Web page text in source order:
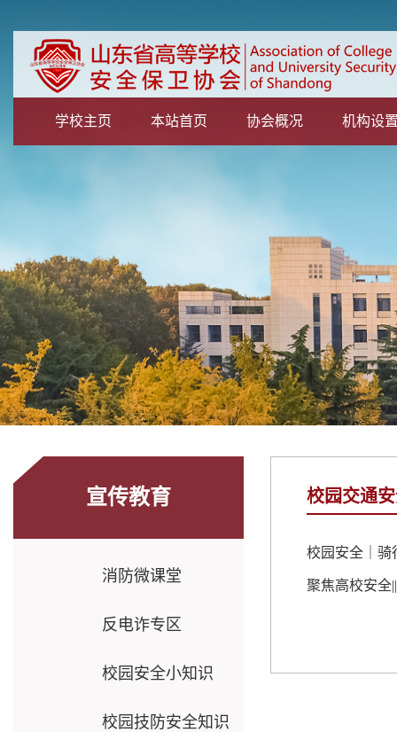
学校主页 本站首页 协会概况 机构设
宣传教育
消防微课堂
反电诈专区
校园安全小知识
校园技防安全知识
校园交通
校园安全｜骑
聚焦高校安全